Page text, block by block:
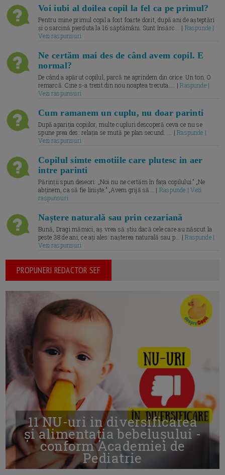
Voi iubi al doilea copil la fel ca pe primul?
Pentru mine primul copil a fost foarte dorit, după ani de așteptări
și o sarcină pierduta la 16 săptămâni. Sunt însărc... | Raspunde |
Vezi raspunsuri
Ne certăm mai des de când avem copil. E
normal?
De când a apărut copilul, parcă ne aprindem din orice. Un ton. O
remarcă. Cine s-a trezit din nou noaptea trecuta.... |Raspunde |
Vezi raspunsuri
Cum ramanem un cuplu, nu doar parinti
După apariția copiilor, multe cupluri descoperă ceva ce nu se
spune prea des: relația se mută pe plan secund. ... |Raspunde |
Vezi raspunsuri
Copilul simte emotiile care plutesc in aer
intre parinti
Părinții spun deseori: „Noi nu ne certăm în fața copilului.” „Ne
abținem, ca să fie liniște.” „Avem grijă să... | Raspunde | Vezi
raspunsuri
Naștere naturală sau prin cezariană
Bună, Dragi mămici, aș vrea să știu dacă cele care au născut la
peste 38 de ani, ce ați ales: nașterea naturală sau p... |Raspunde |
Vezi raspunsuri
PROPUNERI REDACTOR SEF
11 NU-uri in diversificarea
și alimentația bebelușului -
conform Academiei de
Pediatrie